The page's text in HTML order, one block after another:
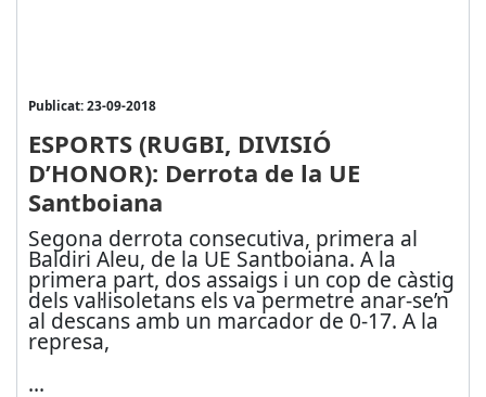
Publicat: 23-09-2018
ESPORTS (RUGBI, DIVISIÓ
D’HONOR): Derrota de la UE
Santboiana
Segona derrota consecutiva, primera al
Baldiri Aleu, de la UE Santboiana. A la
primera part, dos assaigs i un cop de càstig
dels val·lisoletans els va permetre anar-se’n
al descans amb un marcador de 0-17. A la
represa,
...